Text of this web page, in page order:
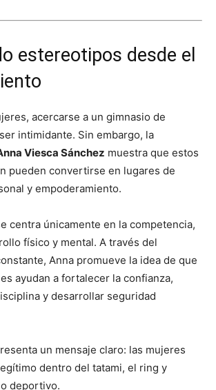
estereotipos desde el
acercarse a un gimnasio de
intimidante. Sin embargo, la
Viesca Sánchez muestra que estos
pueden convertirse en lugares de
y empoderamiento.
centra únicamente en la competencia,
físico y mental. A través del
Anna promueve la idea de que
ayudan a fortalecer la confianza,
y desarrollar seguridad
un mensaje claro: las mujeres
dentro del tatami, el ring y
deportivo.